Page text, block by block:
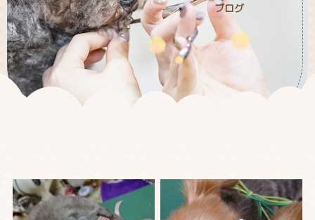
ブログ
店舗のご案内
初めての方へ
料金表
ワンちゃん安心のこだわりシャンプー
犬はトリミングをしないとどうなるの？